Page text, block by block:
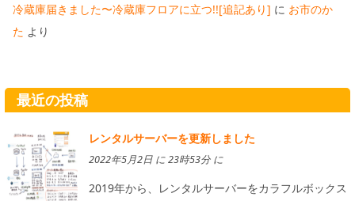
冷蔵庫届きました〜冷蔵庫フロアに立つ!![追記あり] に お市のか
た より
最近の投稿
レンタルサーバーを更新しました
2022年5月2日 に 23時53分 に
2019年から、レンタルサーバーをカラフルボックス